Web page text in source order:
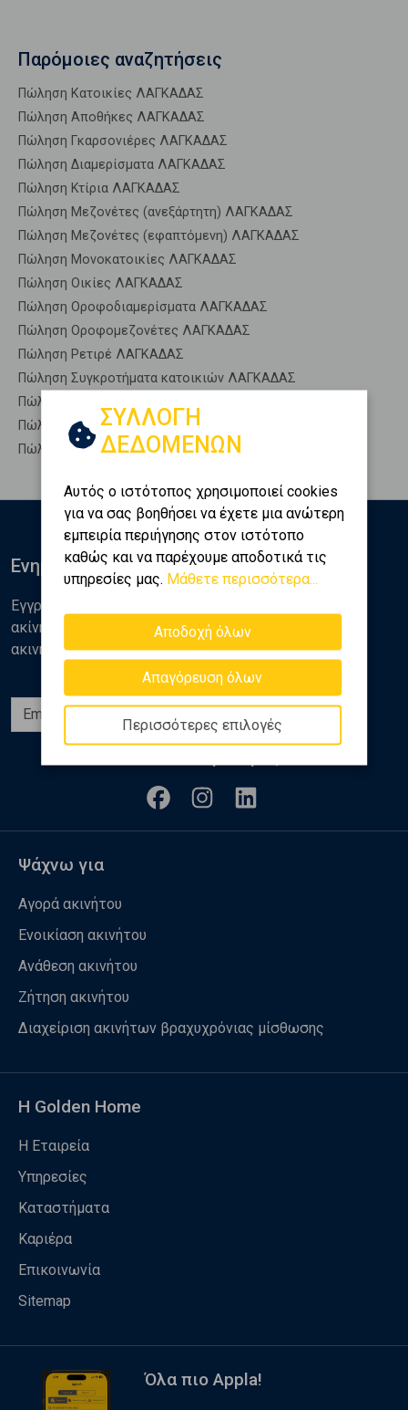
Παρόμοιες αναζητήσεις
Πώληση Κατοικίες ΛΑΓΚΑΔΑΣ
Πώληση Αποθήκες ΛΑΓΚΑΔΑΣ
Πώληση Γκαρσονιέρες ΛΑΓΚΑΔΑΣ
Πώληση Διαμερίσματα ΛΑΓΚΑΔΑΣ
Πώληση Κτίρια ΛΑΓΚΑΔΑΣ
Πώληση Μεζονέτες (ανεξάρτητη) ΛΑΓΚΑΔΑΣ
Πώληση Μεζονέτες (εφαπτόμενη) ΛΑΓΚΑΔΑΣ
Πώληση Μονοκατοικίες ΛΑΓΚΑΔΑΣ
Πώληση Οικίες ΛΑΓΚΑΔΑΣ
Πώληση Οροφοδιαμερίσματα ΛΑΓΚΑΔΑΣ
Πώληση Οροφομεζονέτες ΛΑΓΚΑΔΑΣ
Πώληση Ρετιρέ ΛΑΓΚΑΔΑΣ
Πώληση Συγκροτήματα κατοικιών ΛΑΓΚΑΔΑΣ
Πώληση Υπόγεια ΛΑΓΚΑΔΑΣ
Πώληση Υπόσκαφα ΛΑΓΚΑΔΑΣ
Πώληση Υπολ. υψουν ΛΑΓΚΑΔΑΣ
ΣΥΛΛΟΓΗ
ΔΕΔΟΜΕΝΩΝ
Αυτός ο ιστότοπος χρησιμοποιεί cookies
για να σας βοηθήσει να έχετε μια ανώτερη
εμπειρία περιήγησης στον ιστότοπο
καθώς και να παρέχουμε αποδοτικά τις
υπηρεσίες μας. Μάθετε περισσότερα...
Αποδοχή όλων
Απαγόρευση όλων
Περισσότερες επιλογές
Ενημερωθείτε
Εγγραφείτε στο newsletter της Golden Home για νέα
ακίνητα, αναλύσεις και διάφορα θέματα της αγοράς
ακινήτων
Ψάχνω για
Αγορά ακινήτου
Ενοικίαση ακινήτου
Ανάθεση ακινήτου
Ζήτηση ακινήτου
Διαχείριση ακινήτων βραχυχρόνιας μίσθωσης
Η Golden Home
Η Εταιρεία
Υπηρεσίες
Καταστήματα
Καριέρα
Επικοινωνία
Sitemap
Όλα πιο Appla!